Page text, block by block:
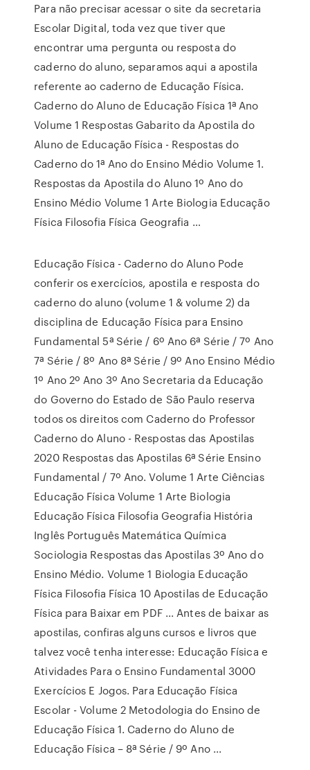
Para não precisar acessar o site da secretaria
Escolar Digital, toda vez que tiver que
encontrar uma pergunta ou resposta do
caderno do aluno, separamos aqui a apostila
referente ao caderno de Educação Física.
Caderno do Aluno de Educação Física 1ª Ano
Volume 1 Respostas Gabarito da Apostila do
Aluno de Educação Física - Respostas do
Caderno do 1ª Ano do Ensino Médio Volume 1.
Respostas da Apostila do Aluno 1º Ano do
Ensino Médio Volume 1 Arte Biologia Educação
Física Filosofia Física Geografia …
Educação Física - Caderno do Aluno Pode
conferir os exercícios, apostila e resposta do
caderno do aluno (volume 1 & volume 2) da
disciplina de Educação Física para Ensino
Fundamental 5ª Série / 6º Ano 6ª Série / 7º Ano
7ª Série / 8º Ano 8ª Série / 9º Ano Ensino Médio
1º Ano 2º Ano 3º Ano Secretaria da Educação
do Governo do Estado de São Paulo reserva
todos os direitos com Caderno do Professor
Caderno do Aluno - Respostas das Apostilas
2020 Respostas das Apostilas 6ª Série Ensino
Fundamental / 7º Ano. Volume 1 Arte Ciências
Educação Física Volume 1 Arte Biologia
Educação Física Filosofia Geografia História
Inglês Português Matemática Química
Sociologia Respostas das Apostilas 3º Ano do
Ensino Médio. Volume 1 Biologia Educação
Física Filosofia Física 10 Apostilas de Educação
Física para Baixar em PDF ... Antes de baixar as
apostilas, confiras alguns cursos e livros que
talvez você tenha interesse: Educação Física e
Atividades Para o Ensino Fundamental 3000
Exercícios E Jogos. Para Educação Física
Escolar - Volume 2 Metodologia do Ensino de
Educação Física 1. Caderno do Aluno de
Educação Física – 8ª Série / 9º Ano ...